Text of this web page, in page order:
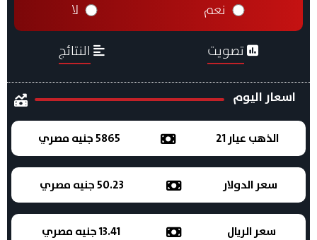
نعم لا
تصويت النتائج
اسعار اليوم
الذهب عيار 21 5865 جنيه مصري
سعر الدولار 50.23 جنيه مصري
سعر الريال 13.41 جنيه مصري